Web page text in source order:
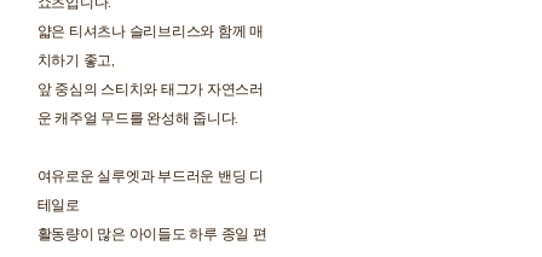
얇은 티셔츠나 슬리브리스와 함께 매
치하기 좋고,
앞 중심의 스티치와 태그가 자연스러
운 캐주얼 무드를 완성해 줍니다.
여유로운 실루엣과 부드러운 밴딩 디
테일로
활동량이 많은 아이들도 하루 종일 편